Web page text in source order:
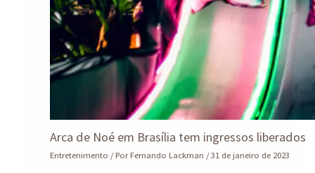
Arca de Noé em Brasília tem ingressos liberados
Entretenimento / PorFernando Lackman /31 de janeiro de 2023